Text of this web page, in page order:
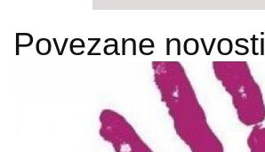
Povezane novosti